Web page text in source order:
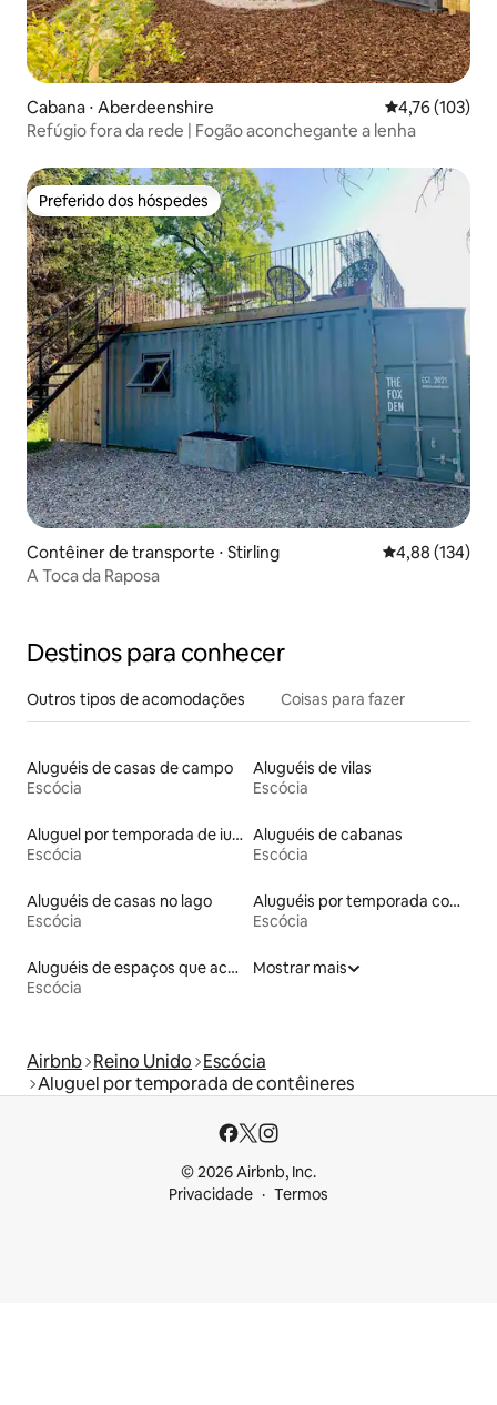
Cabana ⋅ Aberdeenshire 4,76 de uma
4,76 (103)
Refúgio fora da rede | Fogão aconchegante a lenha
Preferido dos hóspedes
Preferido dos hóspedes
Contêiner de transporte ⋅ Stirling 4,88 de uma
4,88 (134)
A Toca da Raposa
Destinos para conhecer
Outros tipos de acomodações Coisas para fazer
Aluguéis de casas de campo
Escócia
Aluguéis de vilas
Escócia
Aluguel por temporada de iurtas
Escócia
Aluguéis de cabanas
Escócia
Aluguéis de casas no lago
Escócia
Aluguéis por temporada com café da manhã
Escócia
Aluguéis de espaços que aceitam animais de estimação
Escócia
Mostrar mais
Airbnb Reino Unido Escócia
Aluguel por temporada de contêineres
© 2026 Airbnb, Inc.
Privacidade
Termos